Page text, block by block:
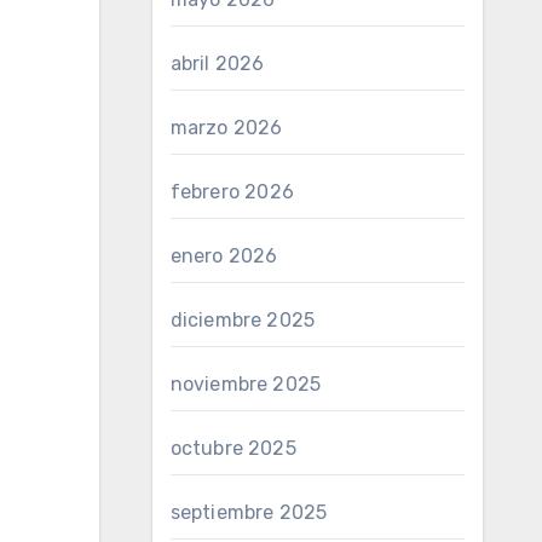
abril 2026
marzo 2026
febrero 2026
enero 2026
diciembre 2025
noviembre 2025
octubre 2025
septiembre 2025